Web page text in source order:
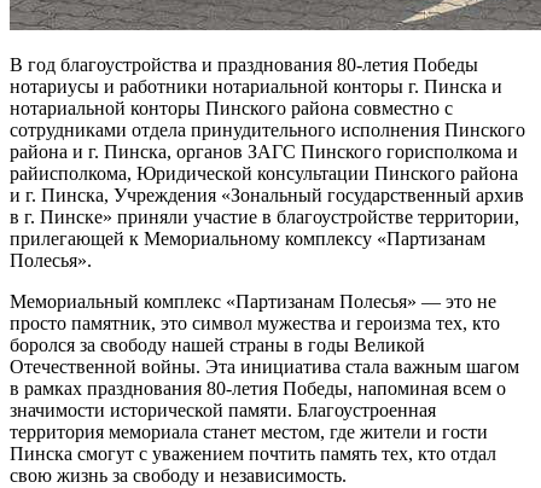
В год благоустройства и празднования 80-летия Победы
нотариусы и работники нотариальной конторы г. Пинска и
нотариальной конторы Пинского района совместно с
сотрудниками отдела принудительного исполнения Пинского
района и г. Пинска, органов ЗАГС Пинского горисполкома и
райисполкома, Юридической консультации Пинского района
и г. Пинска, Учреждения «Зональный государственный архив
в г. Пинске» приняли участие в благоустройстве территории,
прилегающей к Мемориальному комплексу «Партизанам
Полесья».
Мемориальный комплекс «Партизанам Полесья» — это не
просто памятник, это символ мужества и героизма тех, кто
боролся за свободу нашей страны в годы Великой
Отечественной войны. Эта инициатива стала важным шагом
в рамках празднования 80-летия Победы, напоминая всем о
значимости исторической памяти. Благоустроенная
территория мемориала станет местом, где жители и гости
Пинска смогут с уважением почтить память тех, кто отдал
свою жизнь за свободу и независимость.